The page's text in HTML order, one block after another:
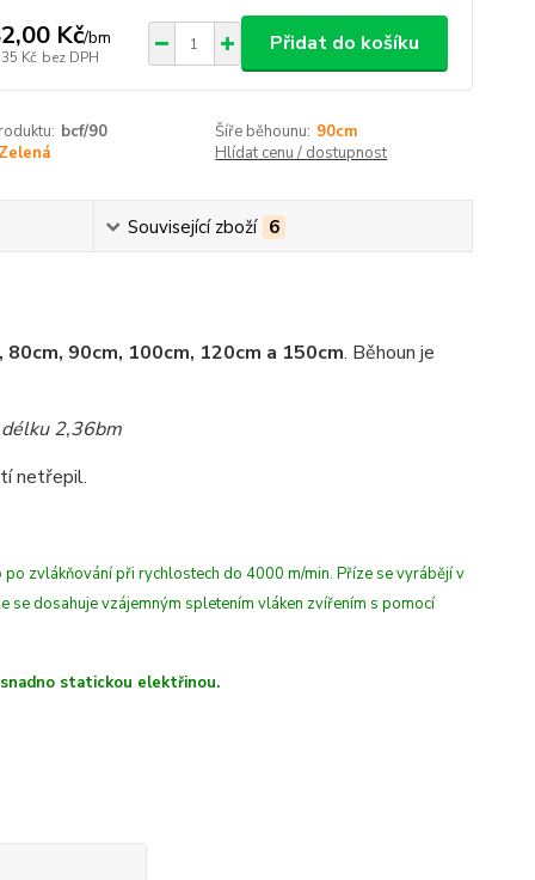
Kč/bm
Kč bez DPH
Přidat do košíku
bcf/90 Šíře běhounu: 90cm
Zelená Hlídat cenu / dostupnost
Související zboží 6
80cm, 90cm, 100cm, 120cm a 150cm. Běhoun je
2,36bm
netřepil.
po zvlákňování při rychlostech do 4000 m/min. Příze se vyrábějí v
dosahuje vzájemným spletením vláken zvířením s pomocí
statickou elektřinou.